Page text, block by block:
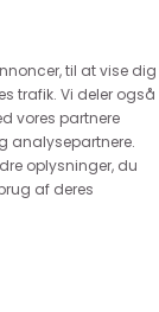
til at vise dig
trafik. Vi deler også
vores partnere
analysepartnere.
oplysninger, du
af deres